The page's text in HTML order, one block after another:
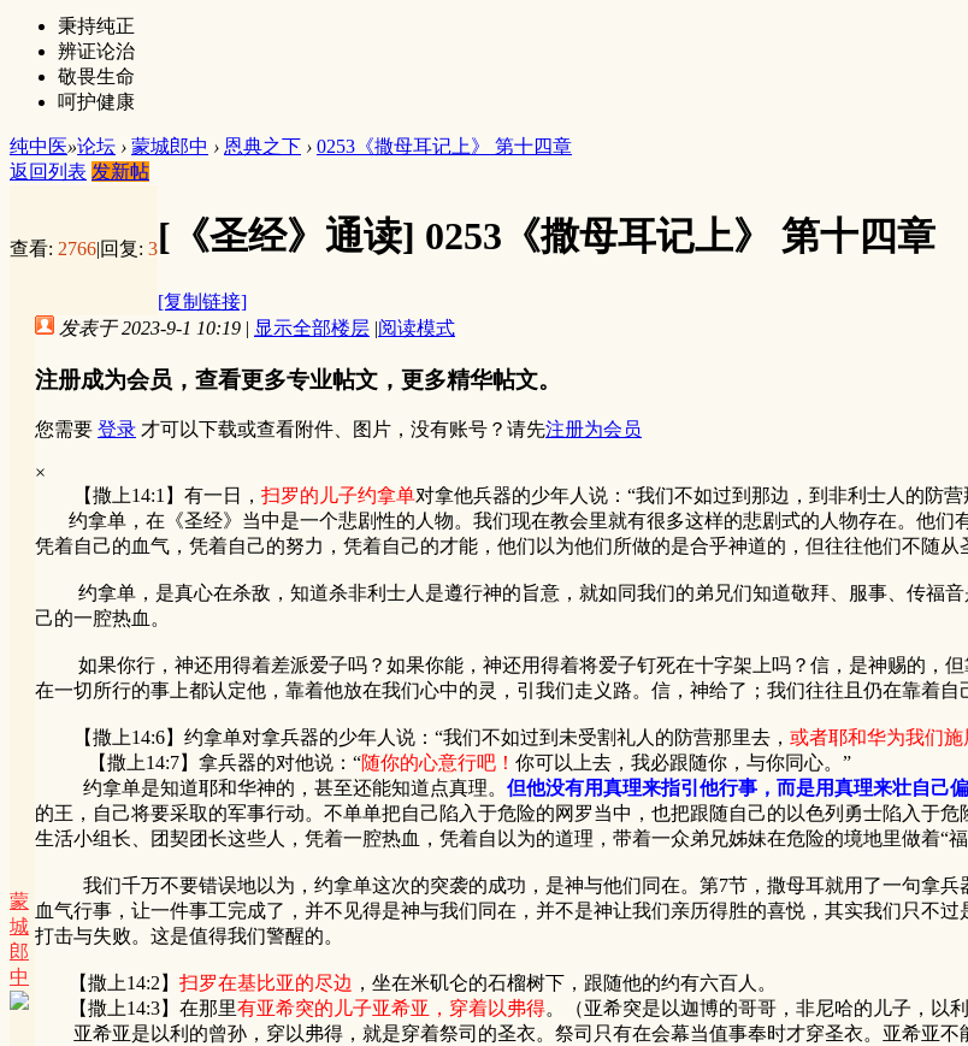
秉持纯正
辨证论治
敬畏生命
呵护健康
纯中医»论坛 › 蒙城郎中 › 恩典之下 › 0253《撒母耳记上》 第十四章
返回列表 发新帖
查看: 2766|回复: 3[《圣经》通读] 0253《撒母耳记上》 第十四章
[复制链接]
蒙
城
郎
中
发表于 2023-9-1 10:19 | 显示全部楼层 |阅读模式
注册成为会员，查看更多专业帖文，更多精华帖文。
您需要 登录 才可以下载或查看附件、图片，没有账号？请先注册为会员
×
【撒上14:1】有一日， 扫罗的儿子约拿单对拿他兵器的少年人说：“我们不如过到那边，到非利士人的防营
约拿单，在《圣经》当中是一个悲剧性的人物。我们现在教会里就有很多这样的悲剧式的人物存在。他们
凭着自己的血气，凭着自己的努力，凭着自己的才能，他们以为他们所做的是合乎神道的，但往往他们不随从
约拿单，是真心在杀敌，知道杀非利士人是遵行神的旨意，就如同我们的弟兄们知道敬拜、服事、传福
己的一腔热血。
如果你行，神还用得着差派爱子吗？如果你能，神还用得着将爱子钉死在十字架上吗？信，是神赐的，但
在一切所行的事上都认定他，靠着他放在我们心中的灵，引我们走义路。信，神给了；我们往往且仍在靠着自
【撒上14:6】约拿单对拿兵器的少年人说：“我们不如过到未受割礼人的防营那里去， 或者耶和华为我们施
【撒上14:7】拿兵器的对他说：“随你的心意行吧！ 你可以上去，我必跟随你，与你同心。”
约拿单是知道耶和华神的，甚至还能知道点真理。 但他没有用真理来指引他行事，而是用真理来壮自己偏
的王，自己将要采取的军事行动。不单单把自己陷入于危险的网罗当中，也把跟随自己的以色列勇士陷入于
生活小组长、团契团长这些人，凭着一腔热血，凭着自以为的道理，带着一众弟兄姊妹在危险的境地里做着“
我们千万不要错误地以为，约拿单这次的突袭的成功，是神与他们同在。第7节，撒母耳就用了一句拿兵
血气行事，让一件事工完成了，并不见得是神与我们同在，并不是神让我们亲历得胜的喜悦，其实我们只不
打击与失败。这是值得我们警醒的。
【撒上14:2】 扫罗在基比亚的尽边 ，坐在米矶仑的石榴树下，跟随他的约有六百人。
【撒上14:3】在那里有亚希突的儿子亚希亚，穿着以弗得。（亚希突是以迦博的哥哥，非尼哈的儿子，以
亚希亚是以利的曾孙，穿以弗得，就是穿着祭司的圣衣。祭司只有在会幕当值事奉时才穿圣衣。亚希亚不